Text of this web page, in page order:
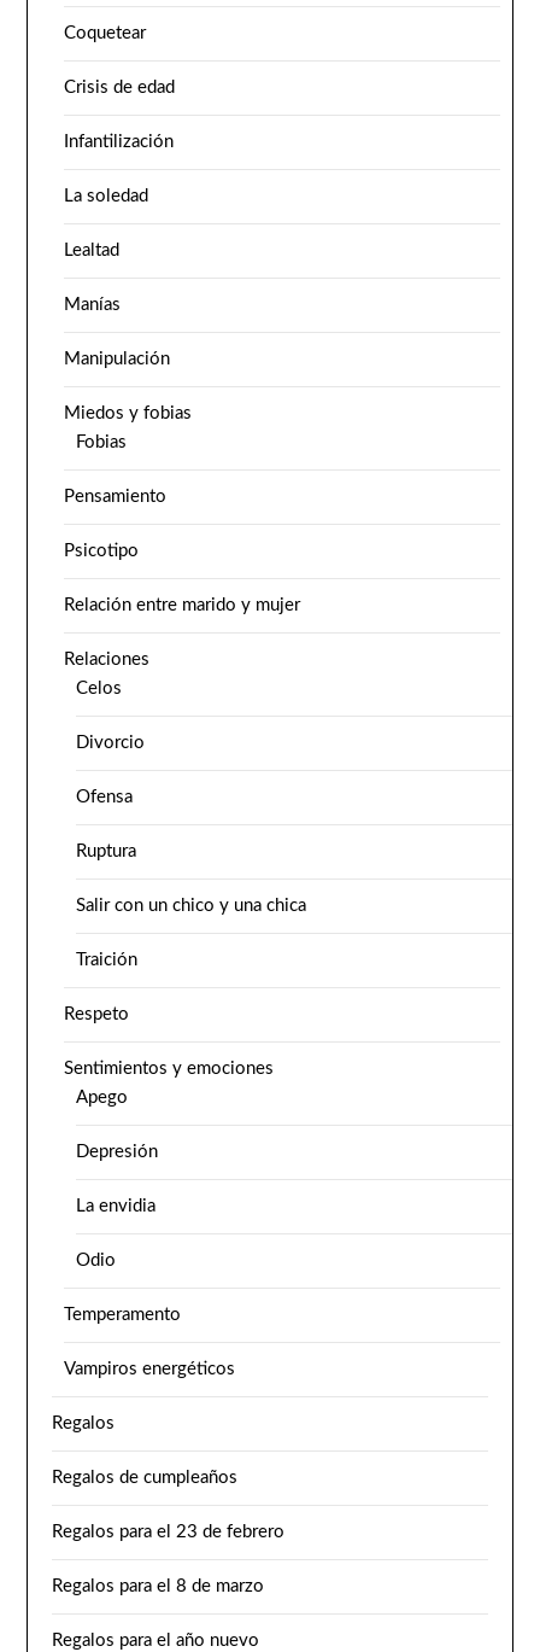
Coquetear
Crisis de edad
Infantilización
La soledad
Lealtad
Manías
Manipulación
Miedos y fobias
Fobias
Pensamiento
Psicotipo
Relación entre marido y mujer
Relaciones
Celos
Divorcio
Ofensa
Ruptura
Salir con un chico y una chica
Traición
Respeto
Sentimientos y emociones
Apego
Depresión
La envidia
Odio
Temperamento
Vampiros energéticos
Regalos
Regalos de cumpleaños
Regalos para el 23 de febrero
Regalos para el 8 de marzo
Regalos para el año nuevo